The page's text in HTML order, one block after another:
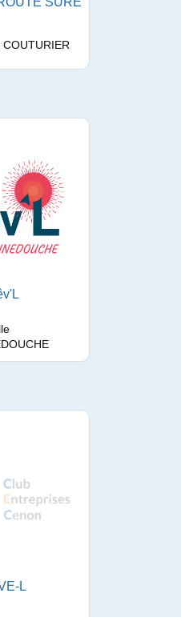
COUTURIER
L